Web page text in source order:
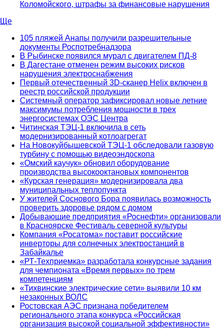
Коломойского, штрафы за финансовые нарушения
Ще
105 пляжей Анапы получили разрешительные
документы Роспотребнадзора
В Рыбинске появился мурал с двигателем ПД-8
В Дагестане отменен режим высоких рисков
нарушения электроснабжения
Первый отечественный 3D-сканер Helix включен в
реестр российской продукции
Системный оператор зафиксировал новые летние
максимумы потребления мощности в трех
энергосистемах ОЭС Центра
Читинская ТЭЦ-1 включила в сеть
модернизированный котлоагрегат
На Новокуйбышевской ТЭЦ-1 обследовали газовую
турбину с помощью видеоэндоскопа
«Омский каучук» обновил оборудование
производства высокооктановых компонентов
«Курская генерация» модернизировала два
муниципальных теплопункта
У жителей Соснового Бора появилась возможность
проверить здоровье рядом с домом
Добывающие предприятия «Роснефти» организовали
в Красноярске Фестиваль северной культуры
Компания «Росатома» поставит российские
инверторы для солнечных электростанций в
Забайкалье
«РТ-Техприемка» разработала конкурсные задания
для чемпионата «Время первых» по трем
компетенциям
«Тихвинские электрические сети» выявили 10 км
незаконных ВОЛС
Ростовская АЭС признана победителем
регионального этапа конкурса «Российская
организация высокой социальной эффективности»